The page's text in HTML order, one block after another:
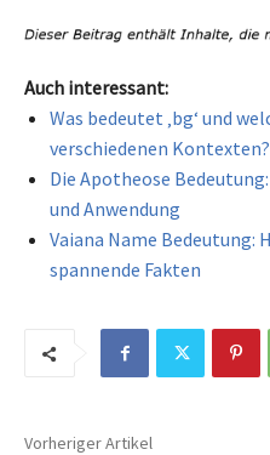
Auch interessant:
Was bedeutet ‚bg‘ und
verschiedenen Kontexten?
Die Apotheose
und Anwendung
Vaiana Name Bedeutung:
spannende Fakten
Vorheriger Artikel